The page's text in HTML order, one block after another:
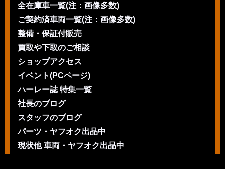
全在庫車一覧(注：画像多数)
ご契約済車両一覧(注：画像多数)
整備・保証付販売
買取や下取のご相談
ショップアクセス
イベント(PCページ)
ハーレー誌 特集一覧
社長のブログ
スタッフのブログ
パーツ・ヤフオク出品中
現状他 車両・ヤフオク出品中